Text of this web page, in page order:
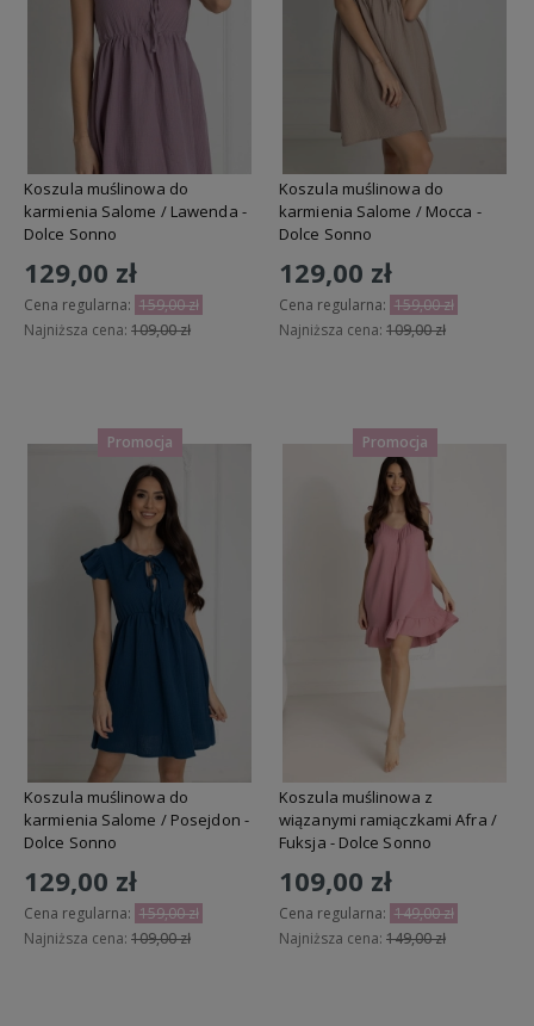
Koszula muślinowa do
karmienia Salome / Lawenda -
Dolce Sonno
129,00 zł
Cena regularna: 159,00 zł
Najniższa cena: 109,00 zł
Koszula muślinowa do
karmienia Salome / Mocca -
Dolce Sonno
129,00 zł
Cena regularna: 159,00 zł
Najniższa cena: 109,00 zł
Koszula muślinowa do
karmienia Salome / Posejdon -
Dolce Sonno
129,00 zł
Cena regularna: 159,00 zł
Najniższa cena: 109,00 zł
Promocja
Koszula muślinowa z
wiązanymi ramiączkami Afra /
Fuksja - Dolce Sonno
109,00 zł
Cena regularna: 149,00 zł
Najniższa cena: 149,00 zł
Promocja